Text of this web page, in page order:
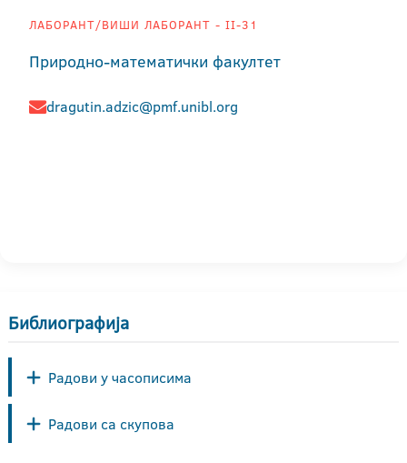
ЛАБОРАНТ/ВИШИ ЛАБОРАНТ - II-31
Природно-математички факултет
dragutin.adzic@pmf.unibl.org
Библиографија
Радови у часописима
Радови са скупова